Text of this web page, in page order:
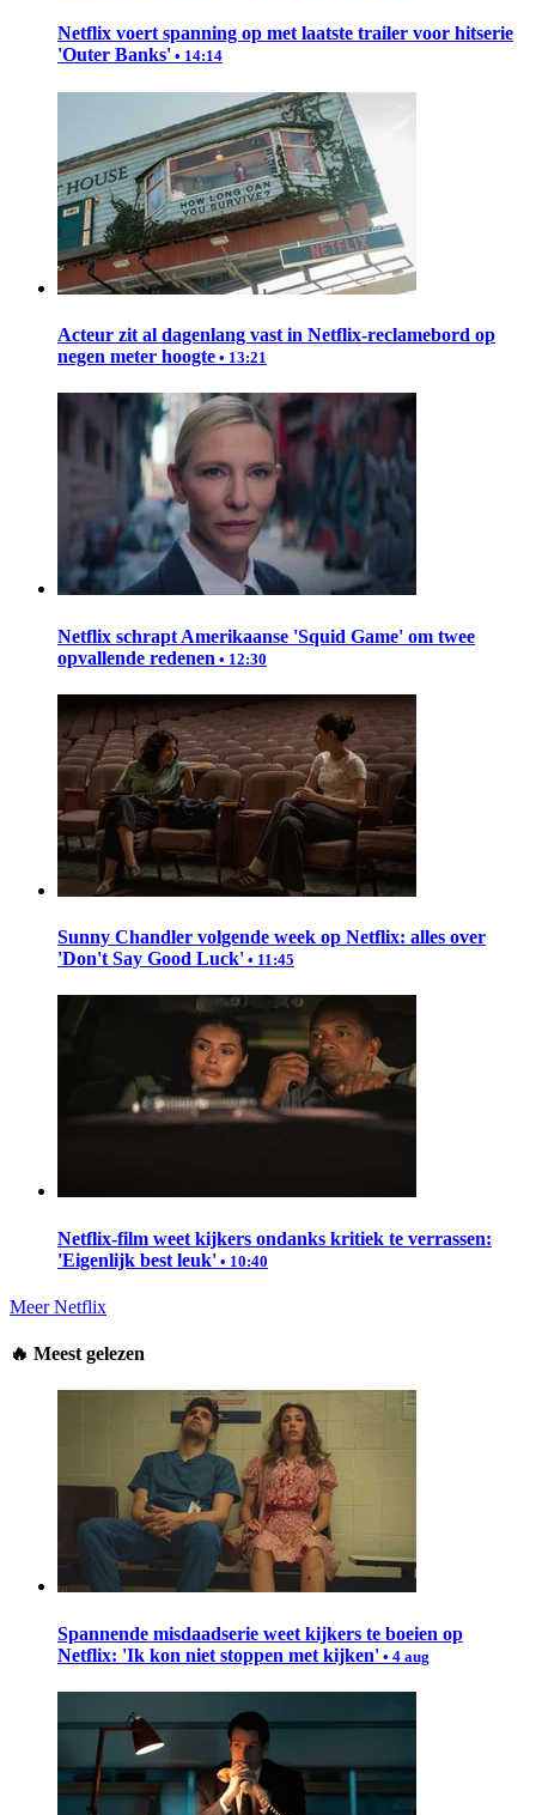
Netflix voert spanning op met laatste trailer voor hitserie
'Outer Banks' • 14:14
Acteur zit al dagenlang vast in Netflix-reclamebord op
negen meter hoogte • 13:21
Netflix schrapt Amerikaanse 'Squid Game' om twee
opvallende redenen • 12:30
Sunny Chandler volgende week op Netflix: alles over
'Don't Say Good Luck' • 11:45
Netflix-film weet kijkers ondanks kritiek te verrassen:
'Eigenlijk best leuk' • 10:40
Meer Netflix
🔥 Meest gelezen
Spannende misdaadserie weet kijkers te boeien op
Netflix: 'Ik kon niet stoppen met kijken' • 4 aug